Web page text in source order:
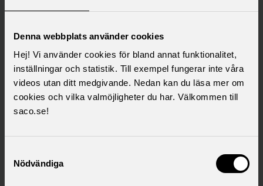
Denna webbplats använder cookies
Hej! Vi använder cookies för bland annat funktionalitet,
inställningar och statistik. Till exempel fungerar inte våra
videos utan ditt medgivande. Nedan kan du läsa mer om
cookies och vilka valmöjligheter du har. Välkommen till
saco.se!
Nödvändiga